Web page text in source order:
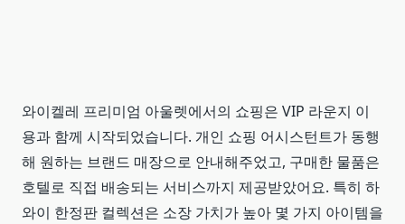
와이켈레 프리미엄 아울렛에서의 쇼핑은 VIP 라운지 이
용과 함께 시작되었습니다. 개인 쇼핑 어시스턴트가 동행
해 원하는 브랜드 매장으로 안내해주었고, 구매한 물품은
호텔로 직접 배송되는 서비스까지 제공받았어요. 특히 하
와이 한정판 컬렉션은 소장 가치가 높아 몇 가지 아이템을